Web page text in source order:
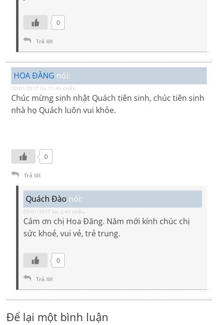
0
Trả lời
HOA ĐĂNG nói:
02/01/2017 lúc 11:45 chiều
Chúc mừng sinh nhật Quách tiên sinh, chúc tiên sinh
nhà họ Quách luôn vui khỏe.
0
Trả lời
Quách Đào nói:
03/01/2017 lúc 2:42 chiều
Cám ơn chị Hoa Đăng. Năm mới kính chúc chị
sức khoẻ, vui vẻ, trẻ trung.
0
Trả lời
Để lại một bình luận